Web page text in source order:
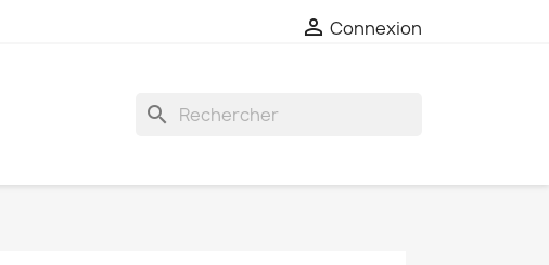
 Connexion
search